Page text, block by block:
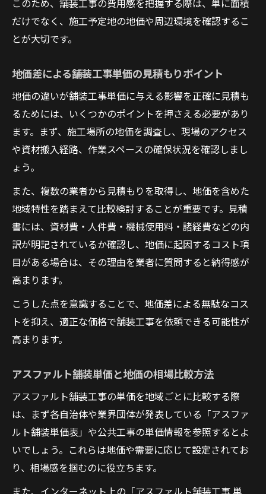
このため、舗装工事の費用感を把握する際は、単に面積
だけでなく、施工予定地の地価や周辺環境を確認するこ
とが大切です。
地価差による舗装工事単価の見積もりポイント
地価の違いが舗装工事単価に与える影響を正確に見積も
るためには、いくつかのポイントを押さえる必要があり
ます。まず、施工場所の地価を調査し、現場のアクセス
や資材搬入経路、作業スペースの確保状況を確認しまし
ょう。
また、複数の業者から見積もりを取得し、地価を含めた
地域特性を踏まえて比較検討することが重要です。見積
書には、資材費・人件費・機械使用料・諸経費などの内
訳が明記されているか確認し、地価に起因するコスト項
目がある場合は、その理由を業者に質問すると納得感が
高まります。
こうした点を意識することで、地価差による無駄なコス
トを抑え、適正な価格で舗装工事を依頼できる可能性が
高まります。
アスファルト舗装単価と地価の相場比較方法
アスファルト舗装工事の単価を地域ごとに比較する際
は、まず各自治体や業界団体が発表している「アスファ
ルト舗装単価表」や公共工事の単価情報を参照するとよ
いでしょう。これらは地価や需要に応じて設定されてお
り、相場感を掴むのに役立ちます。
また、インターネット上の「アスファルト舗装工事 単